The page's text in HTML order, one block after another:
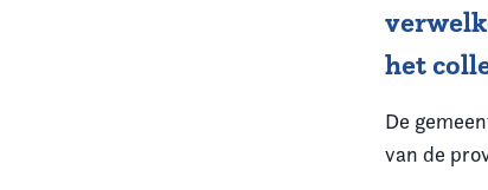
het
De
van de